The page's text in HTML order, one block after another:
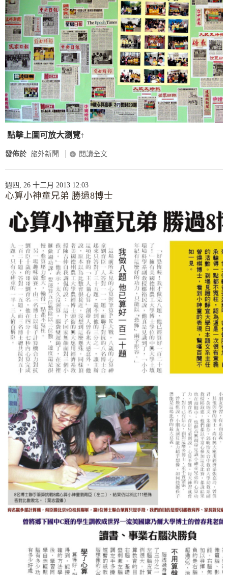
點擊上圖可放大瀏覽↑
發佈於 旅外新聞 閱讀全文
週四, 26 十二月 2013 12:03
心算小神童兄弟 勝過8博士